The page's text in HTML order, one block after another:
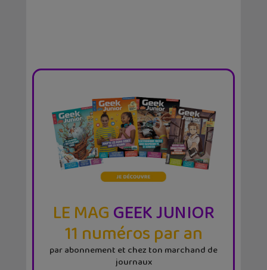
LE MAGGEEK JUNIOR
11 numéros par an
par abonnement et chez ton marchand de
journaux